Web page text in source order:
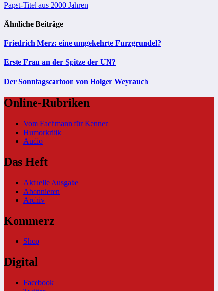
Papst-Titel aus 2000 Jahren
Ähnliche Beiträge
Friedrich Merz: eine umgekehrte Furzgrundel?
Erste Frau an der Spitze der UN?
Der Sonntagscartoon von Holger Weyrauch
Online-Rubriken
Vom Fachmann für Kenner
Humorkritik
Audio
Das Heft
Aktuelle Ausgabe
Abonnieren
Archiv
Kommerz
Shop
Digital
Facebook